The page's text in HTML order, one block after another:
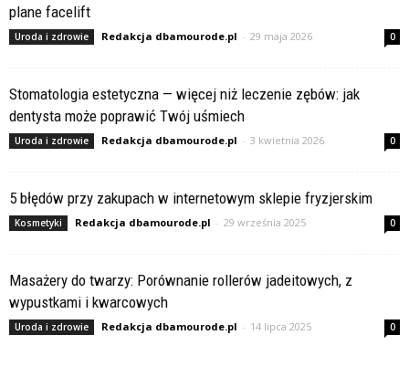
plane facelift
Uroda i zdrowie Redakcja dbamourode.pl - 29 maja 2026 0
Stomatologia estetyczna — więcej niż leczenie zębów: jak
dentysta może poprawić Twój uśmiech
Uroda i zdrowie Redakcja dbamourode.pl - 3 kwietnia 2026 0
5 błędów przy zakupach w internetowym sklepie fryzjerskim
Kosmetyki Redakcja dbamourode.pl - 29 września 2025 0
Masażery do twarzy: Porównanie rollerów jadeitowych, z
wypustkami i kwarcowych
Uroda i zdrowie Redakcja dbamourode.pl - 14 lipca 2025 0